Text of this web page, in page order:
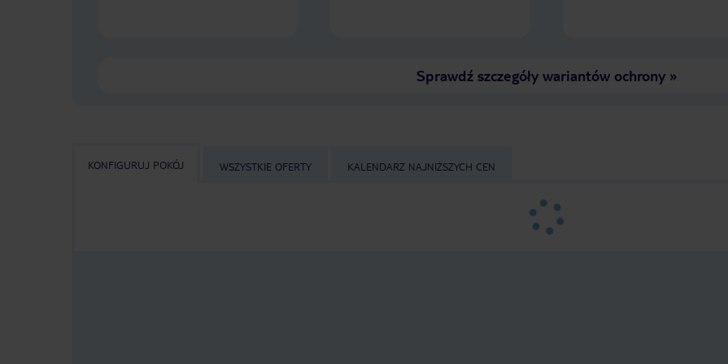
Sprawdź szczegóły wariantów ochrony»
KONFIGURUJ POKÓJ WSZYSTKIE OFERTY KALENDARZ NAJNIŻSZYCH CEN